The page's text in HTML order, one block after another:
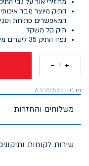
התיק מיוצר מבד
המאפשרים פתיחת
תיק קל משקל
נפח התיק 35 ליטרים מיועד לכיתות א' עד ג'
+
1
-
מק"ט: 63064585
משלוחים והחזרות
שירות לקוחות